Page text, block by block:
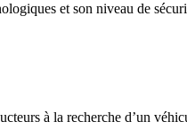
et son niveau de
à la recherche d’un